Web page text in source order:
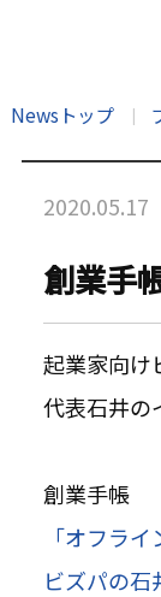
Newsトップ
2020.05.17
創業手
起業家向け
代表石井の
創業手帳
「オフラ
ビズパの